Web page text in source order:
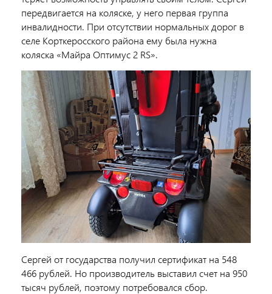
передвигается на коляске, у него первая группа
инвалидности. При отсутствии нормальных дорог в
селе Корткеросского района ему была нужна
коляска «Майра Оптимус 2 RS».
Сергей от государства получил сертификат на 548
466 рублей. Но производитель выставил счет на 950
тысяч рублей, поэтому потребовался сбор.